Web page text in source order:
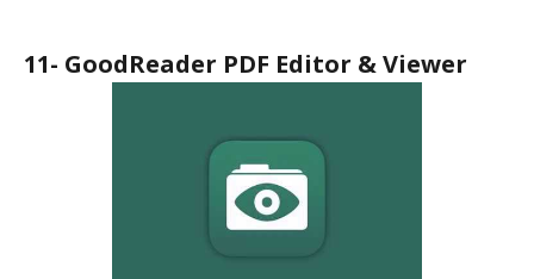
11- GoodReader PDF Editor & Viewer